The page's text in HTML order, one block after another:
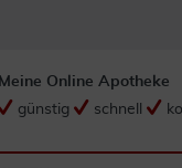
Meine Online Apotheke
günstig
schnell